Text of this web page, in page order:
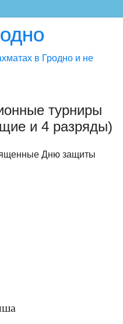
в Гродно и не
турниры
и 4 разряды)
Дню защиты